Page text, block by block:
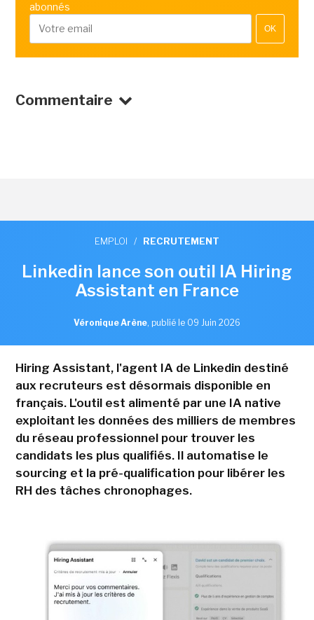
abonnés
OK
Commentaire
EMPLOI / RECRUTEMENT
Linkedin lance son outil IA Hiring
Assistant en France
Véronique Arène, publié le 09 Juin 2026
Hiring Assistant, l'agent IA de Linkedin destiné
aux recruteurs est désormais disponible en
français. L'outil est alimenté par une IA native
exploitant les données des milliers de membres
du réseau professionnel pour trouver les
candidats les plus qualifiés. Il automatise le
sourcing et la pré-qualification pour libérer les
RH des tâches chronophages.